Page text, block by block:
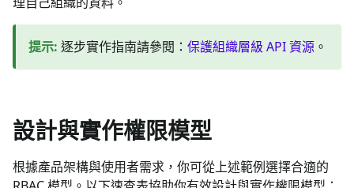
提示: 逐步實作指南請參閱： 保護組織層級 API 資源 。
設計與實作權限模型
根據產品架構與使用者需求，你可從上述範例選擇合適的